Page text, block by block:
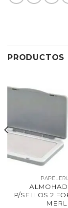
PRODUCTOS
P/SELLOS 2
MERL